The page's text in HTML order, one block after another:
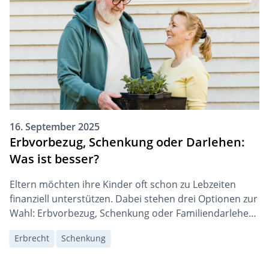
16. September 2025
Erbvorbezug, Schenkung oder Darlehen:
Was ist besser?
Eltern möchten ihre Kinder oft schon zu Lebzeiten
finanziell unterstützen. Dabei stehen drei Optionen zur
Wahl: Erbvorbezug, Schenkung oder Familiendarlehen.
Jede Variante hat unterschiedliche rechtliche und
steuerliche Folgen.
Erbrecht Schenkung